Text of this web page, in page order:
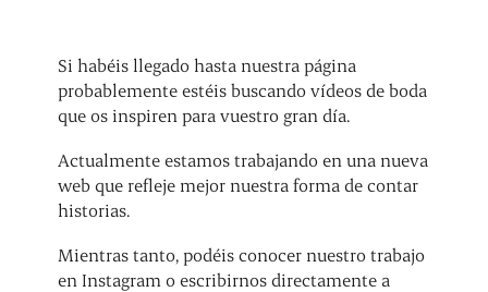
Si habéis llegado hasta nuestra página
probablemente estéis buscando vídeos de boda
que os inspiren para vuestro gran día.
Actualmente estamos trabajando en una nueva
web que refleje mejor nuestra forma de contar
historias.
Mientras tanto, podéis conocer nuestro trabajo
en Instagram o escribirnos directamente a